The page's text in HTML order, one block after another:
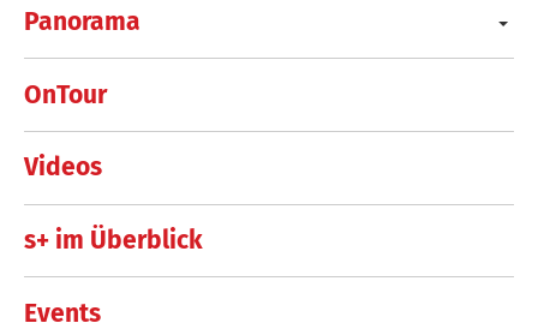
Panorama
OnTour
Videos
s+ im Überblick
Events